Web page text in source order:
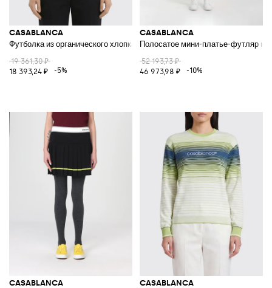
CASABLANCA
Футболка из органического хлопка с принтом
19 361,30 ₽
18 393,24 ₽
-5%
CASABLANCA
Полосатое мини-платье-футляр из
52 193,73 ₽
46 973,98 ₽
-10%
CASABLANCA CASABLANCA